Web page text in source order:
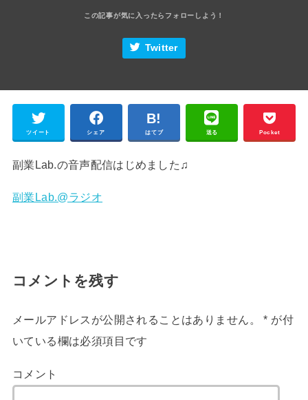
Twitter
ツイート シェア はてブ 送る Pocket
副業Lab.の音声配信はじめました♫
副業Lab.@ラジオ
コメントを残す
メールアドレスが公開されることはありません。 * が付
いている欄は必須項目です
コメント